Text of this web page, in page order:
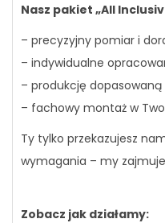
Nasz pakiet „All
– precyzyjny pomiar i
– indywidualne
– produkcję
– fachowy montaż w
Ty tylko przekazujesz
wymagania – my
Zobacz jak działamy: